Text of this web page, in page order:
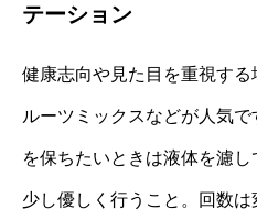
テーション
健康志向や見た目を重視す
ルーツミックスなどが人気
を保ちたいときは液体を濾
少し優しく行うこと。回数